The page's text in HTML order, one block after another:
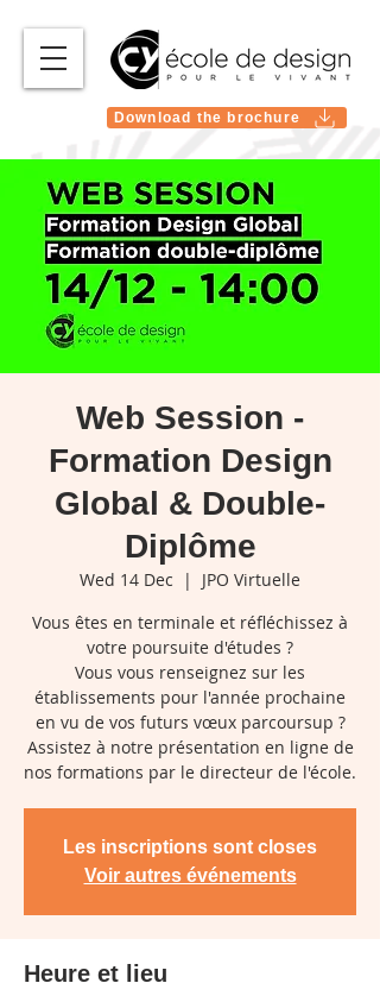
Download the brochure
Web Session -
Formation Design
Global & Double-
Diplôme
Wed 14 Dec
  |
JPO Virtuelle
Vous êtes en terminale et réfléchissez à
votre poursuite d'études ?
Vous vous renseignez sur les
établissements pour l'année prochaine
en vu de vos futurs vœux parcoursup ?
Assistez à notre présentation en ligne de
nos formations par le directeur de l'école.
Les inscriptions sont closes
Voir autres événements
Heure et lieu